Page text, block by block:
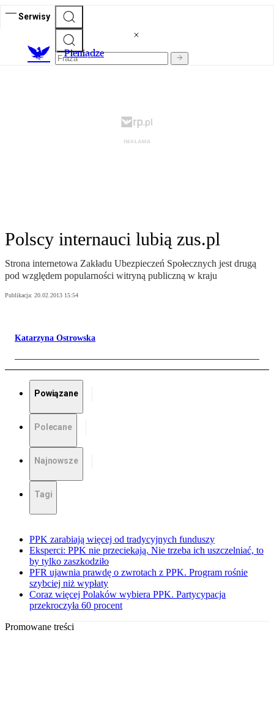
Serwisy
Pieniądze
Polscy internauci lubią zus.pl
Strona internetowa Zakładu Ubezpieczeń Społecznych jest drugą
pod względem popularności witryną publiczną w kraju
Publikacja: 20.02.2013 15:54
Katarzyna Ostrowska
Powiązane
Polecane
Najnowsze
Tagi
PPK zarabiają więcej od tradycyjnych funduszy
Eksperci: PPK nie przeciekają. Nie trzeba ich uszczelniać, to
by tylko zaszkodziło
PFR ujawnia prawdę o zwrotach z PPK. Program rośnie
szybciej niż wypłaty
Coraz więcej Polaków wybiera PPK. Partycypacja
przekroczyła 60 procent
Promowane treści